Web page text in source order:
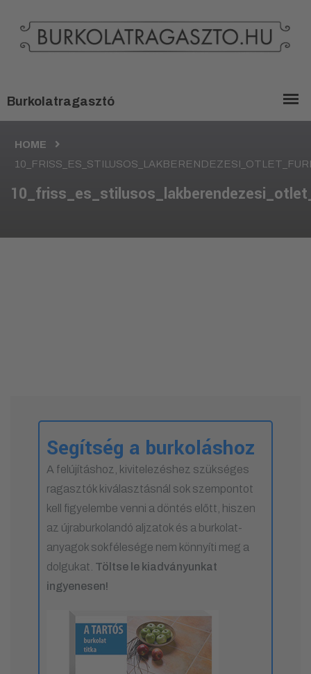
HOME
Segítség a burkoláshoz
A felújításhoz, kivitelezéshez szükséges
ragasztók kiválasztásnál sok szempontot
kell figyelembe venni a döntés előtt, hiszen
az újraburkolandó aljzatok és a burkolat-
anyagok sokfélesége nem könnyíti meg a
dolgukat. Töltse le kiadványunkat
ingyenesen!